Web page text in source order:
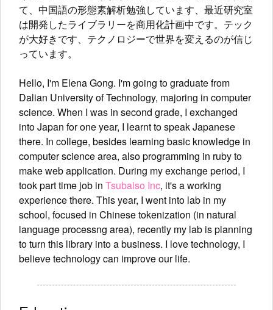
て、中国語の形態素解析勉強しています、最近研究室
は開発したライブラリーを商用化計画中です。テック
が大好きです、テクノロジーで世界を変えるのが信じ
っています。
Hello, I'm Elena Gong. I'm going to graduate from
Dalian University of Technology, majoring in computer
science. When I was in second grade, I exchanged
into Japan for one year, I learnt to speak Japanese
there. In college, besides learning basic knowledge in
computer science area, also programming in ruby to
make web application. During my exchange period, I
took part time job in Tsubaiso Inc, it's a working
experience there. This year, I went into lab in my
school, focused in Chinese tokenization (in natural
language processng area), recently my lab is planning
to turn this library into a business. I love technology, I
believe technology can improve our life.